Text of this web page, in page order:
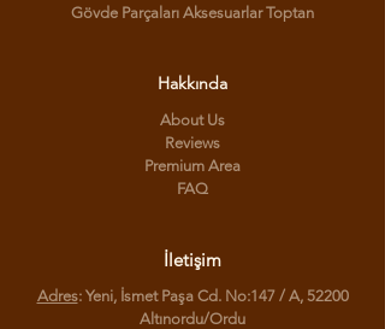
Gövde Parçaları Aksesuarlar Toptan
Hakkında
About Us
Reviews
Premium Area
FAQ
İletişim
Adres: Yeni, İsmet Paşa Cd. No:147 / A, 52200
Altınordu/Ordu